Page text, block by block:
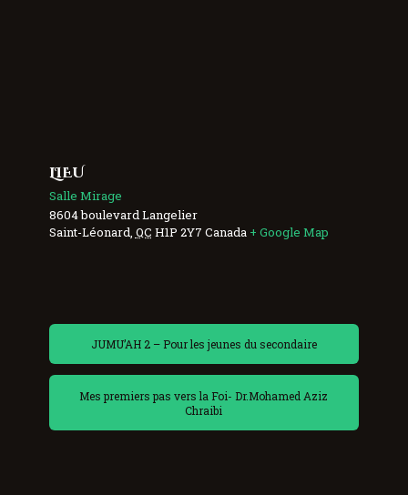
LIEU
Salle Mirage
8604 boulevard Langelier
Saint-Léonard QC H1P 2Y7 Canada + Google Map
JUMU’AH 2 – Pour les jeunes du secondaire
Mes premiers pas vers la Foi- Dr.Mohamed Aziz
Chraibi